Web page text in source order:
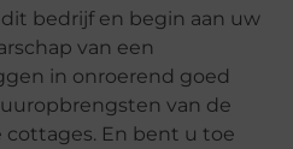
bedrijf en begin aan uw
van een
in onroerend goed
van de
En bent u toe